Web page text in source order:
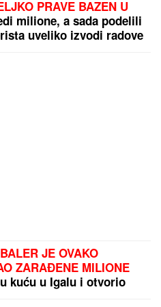
PRAVE BAZEN U
milione, a sada podelili
uveliko izvodi radove
JE OVAKO
ZARAĐENE MILIONE
kuću u Igalu i otvorio